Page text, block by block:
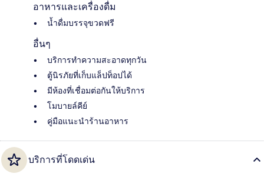
อาหารและเครื่องดื่ม
น้ำดื่มบรรจุขวดฟรี
อื่นๆ
บริการทำความสะอาดทุกวัน
ตู้นิรภัยที่เก็บแล็ปท็อปได้
มีห้องที่เชื่อมต่อกันให้บริการ
โมบายล์คีย์
คู่มือแนะนำร้านอาหาร
บริการที่โดดเด่น